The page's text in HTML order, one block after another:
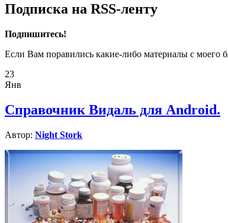
Подписка на RSS-ленту
Подпишитесь!
Если Вам поравились какие-либо материалы с моего
23
Янв
Справочник Видаль для Android.
Автор: Night Stork